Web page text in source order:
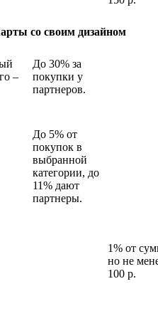
со своим дизайном
–
До 30% за
покупки у
партнеров.
1% от
но не
100 р.
До 5% от
покупок в
выбранной
категории, до
11% дают
партнеры.